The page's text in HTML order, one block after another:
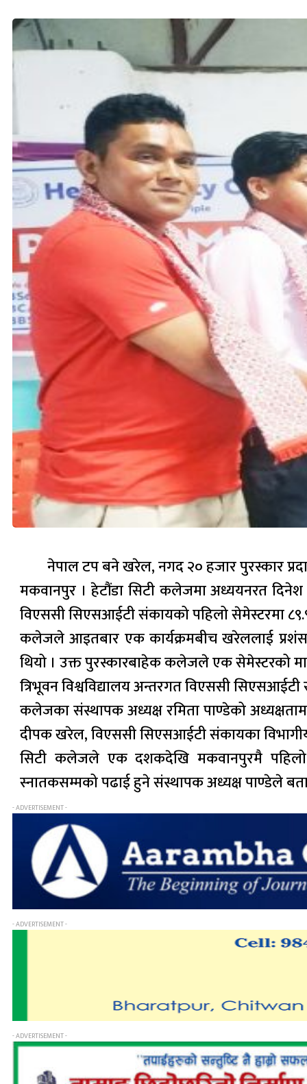
नेपाल टप बने खरेल, नगद २० हजार पुरस्कार
मकवानपुर । हेटौंडा सिटी कलेजमा अध्ययनरत
विएससी सिएसआईटी संकायको पहिलो सेमेस्टरमा
कलेजले आइतबार एक कार्यक्रमबीच खरेललाई
थियो । उक्त पुरस्कारबाहेक कलेजले एक सेमेस्टरको
त्रिभूवन विश्वविद्यालय अन्तरगत विएससी
कलेजका संस्थापक अध्यक्ष रमिता पाण्डेको
दीपक खरेल, विएससी सिएसआईटी संकायका विभागीय
सिटी कलेजले एक दशकदेखि मकवानपुरमै
स्नातकसम्मको पढाई हुने संस्थापक अध्यक्ष पाण्डेले
- ADVERTISEMENT -
- ADVERTISEMENT -
- ADVERTISEMENT -